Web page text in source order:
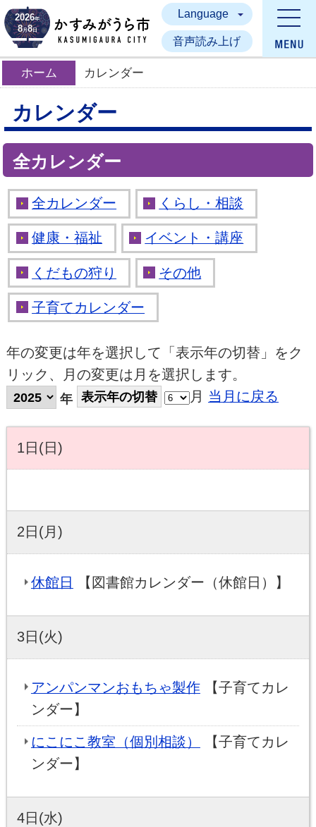
かすみがうら市
2026年
8月8日
Language
音声読み上げ
ホーム カレンダー
カレンダー
全カレンダー
全カレンダー くらし・相談
健康・福祉 イベント・講座
くだもの狩り その他
子育てカレンダー
年の変更は年を選択して「表示年の切替」をク
リック、月の変更は月を選択します。
年 月 当月に戻る
1日(日)
2日(月)
休館日 【図書館カレンダー（休館日）】
3日(火)
アンパンマンおもちゃ製作【子育てカレ
ンダー】
にこにこ教室（個別相談）
【子育てカレ
ンダー】
4日(水)